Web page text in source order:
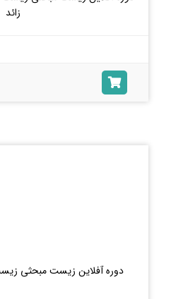
زائد
دوره آفلاین زیست مبحثی زیست 1 - گردش مواد